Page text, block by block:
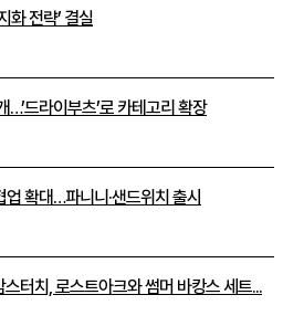
전략’ 결실
…’드라이부츠’로 카테고리 확장
업 확대…파니니·샌드위치 출시
터치, 로스트아크와 썸머 바캉스 세트...